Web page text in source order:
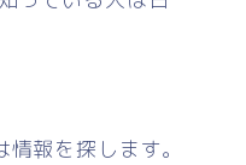
報を探します。